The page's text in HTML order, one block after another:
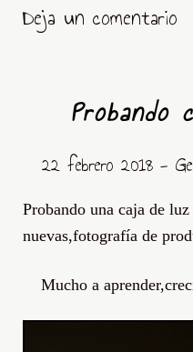
Deja un comentario
Probando
22 febrero 2018 -
Probando una caja de
nuevas,fotografía de
Mucho a